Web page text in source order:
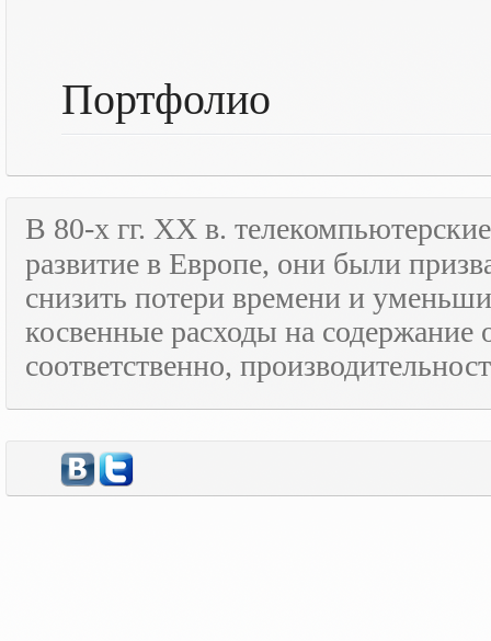
Портфолио
В 80-х гг. XX в.
развитие в Европе, они были
снизить потери времени и
косвенные расходы на
соответственно,